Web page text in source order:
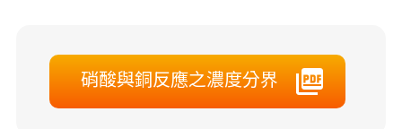
硝酸與銅反應之濃度分界